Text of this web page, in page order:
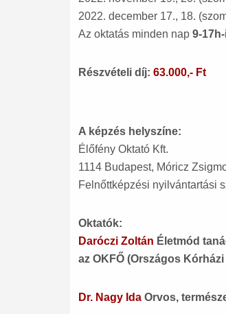
2022. december 17., 18.
Az oktatás minden nap 9-
Részvételi díj: 63.000,- Ft
A képzés helyszíne:
Élőfény Oktató Kft.
1114 Budapest, Móricz
Felnőttképzési nyilvántartási
Oktatók:
Daróczi Zoltán Életmód
az OKFŐ (Országos
Dr. Nagy Ida Orvos,